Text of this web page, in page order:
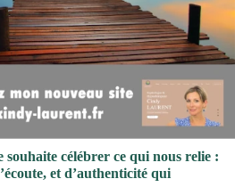
souhaite célébrer ce qui nous relie :
et d’authenticité qui